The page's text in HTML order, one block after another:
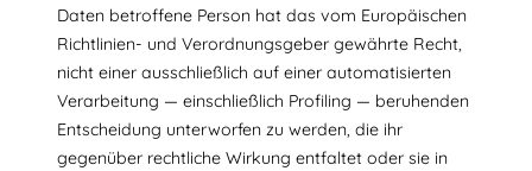
Daten betroffene Person hat das vom Europäischen
Richtlinien- und Verordnungsgeber gewährte Recht,
nicht einer ausschließlich auf einer automatisierten
Verarbeitung — einschließlich Profiling — beruhenden
Entscheidung unterworfen zu werden, die ihr
gegenüber rechtliche Wirkung entfaltet oder sie in